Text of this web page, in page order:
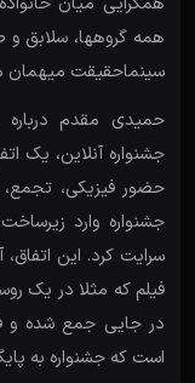
همه گروهها، سلابق
سینماحقیقت میهمان
حمیدی مقدم درباره
جشنواره آنلاین، یک
حضور فیزیکی،
جشنواره وارد
سرایت کرد. این‌
فیلم که مثلا در یک
در جایی جمع شده و
است که جشنواره به